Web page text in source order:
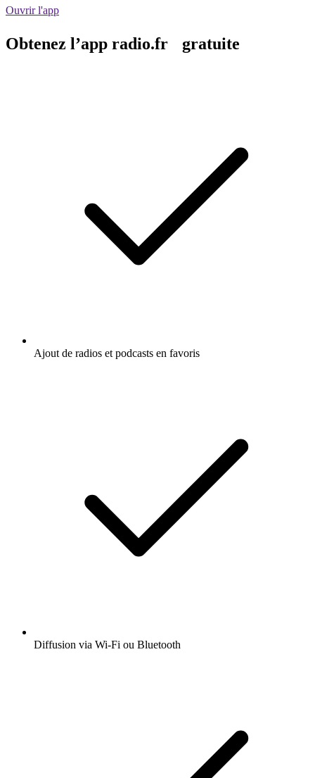
Ouvrir l'app
Obtenez l’app radio.fr gratuite
Ajout de radios et podcasts en favoris
Diffusion via Wi-Fi ou Bluetooth